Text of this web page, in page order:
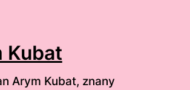
Kubat
Arym Kubat, znany